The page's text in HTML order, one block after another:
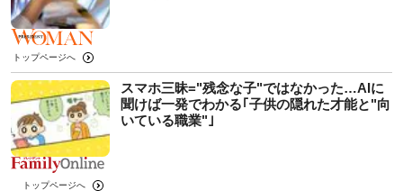
トップページへ
スマホ三昧="残念な子"ではなかった…AIに
聞けば一発でわかる｢子供の隠れた才能と"向
いている職業"｣
トップページへ